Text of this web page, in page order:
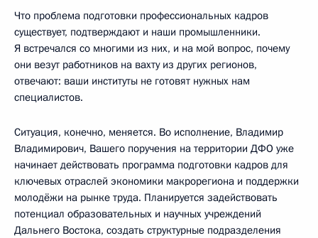
Что проблема подготовки профессиональных кадров
существует, подтверждают и наши промышленники.
Я встречался со многими из них, и на мой вопрос, почему
они везут работников на вахту из других регионов,
отвечают: ваши институты не готовят нужных нам
специалистов.
Ситуация, конечно, меняется. Во исполнение, Владимир
Владимирович, Вашего поручения на территории ДФО уже
начинает действовать программа подготовки кадров для
ключевых отраслей экономики макрорегиона и поддержки
молодёжи на рынке труда. Планируется задействовать
потенциал образовательных и научных учреждений
Дальнего Востока, создать структурные подразделения